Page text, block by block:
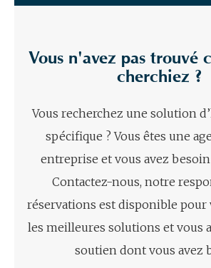
Vous n'avez pas trouvé
cherchiez ?
Vous recherchez une solution
spécifique ? Vous êtes une
entreprise et vous avez besoin
Contactez-nous, notre
réservations est disponible pour
les meilleures solutions et vous
soutien dont vous avez